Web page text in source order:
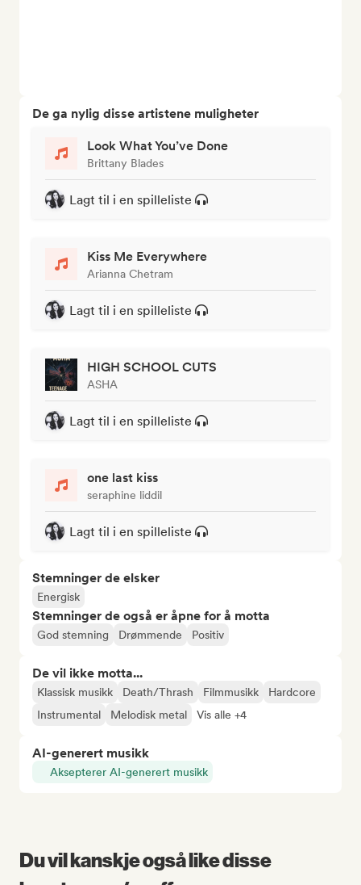
De ga nylig disse artistene muligheter
Look What You’ve Done
Brittany Blades
Lagt til i en spilleliste
Kiss Me Everywhere
Arianna Chetram
Lagt til i en spilleliste
HIGH SCHOOL CUTS
ASHA
Lagt til i en spilleliste
one last kiss
seraphine liddil
Lagt til i en spilleliste
Stemninger de elsker
Energisk
Stemninger de også er åpne for å motta
God stemning Drømmende Positiv
De vil ikke motta...
Klassisk musikk Death/Thrash Filmmusikk
Hardcore
Instrumental
Melodisk metal Vis alle +4
AI-generert musikk
Aksepterer AI-generert musikk
Du vil kanskje også like disse